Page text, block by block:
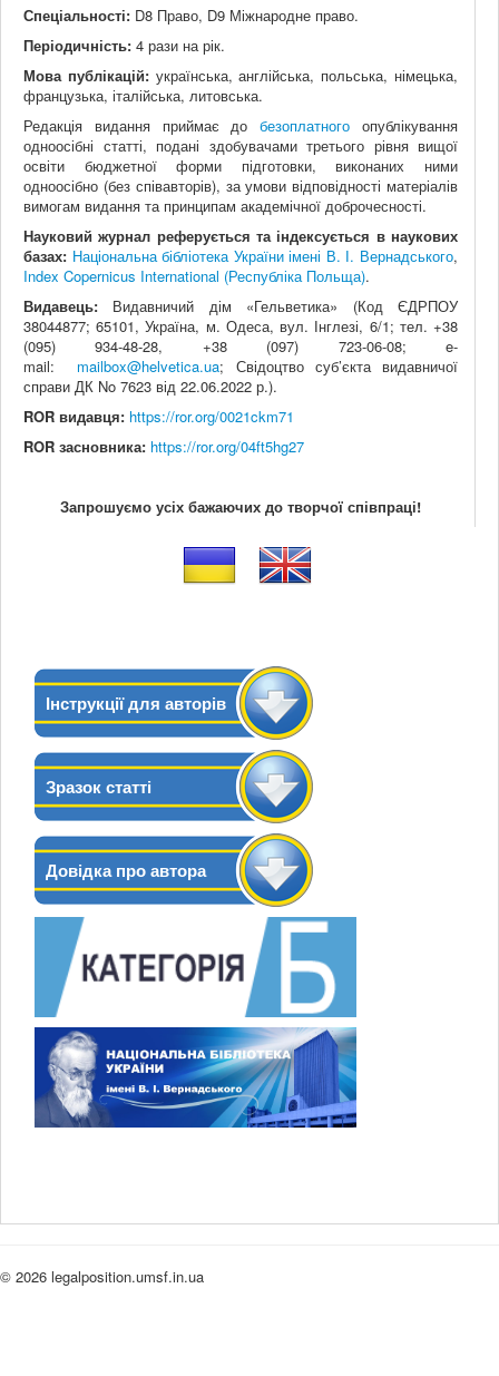
Спеціальності: D8 Право, D9 Міжнародне право.
Періодичність: 4 рази на рік.
Мова публікацій:українська, англійська, польська, німецька,
французька, італійська, литовська.
Редакція видання приймає добезоплатного опублікування
одноосібні статті, подані здобувачами третього рівня вищої
освіти бюджетної форми підготовки, виконаних ними
одноосібно (без співавторів), за умови відповідності матеріалів
вимогам видання та принципам академічної доброчесності.
Науковий журнал реферується та індексується в наукових
базах: Національна бібліотека України імені В. І. Вернадського,
Index Copernicus International (Республіка Польща).
Видавець: Видавничий дім «Гельветика» (Код ЄДРПОУ
38044877; 65101, Україна, м. Одеса, вул. Інглезі, 6/1; тел. +38
(095) 934-48-28, +38 (097) 723-06-08; e-
mail:
mailbox@helvetica.ua; Свідоцтво суб’єкта видавничої
справи ДК No 7623 від 22.06.2022 р.).
ROR видавця: https://ror.org/0021ckm71
ROR засновника: https://ror.org/04ft5hg27
Запрошуємо усіх бажаючих до творчої співпраці!
Інструкції для авторів
Зразок статті
Довідка про автора
© 2026 legalposition.umsf.in.ua